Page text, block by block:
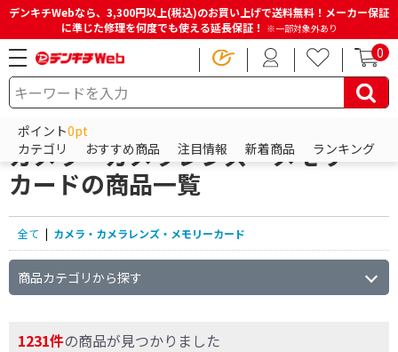
デンキチWebなら、3,300円以上(税込)のお買い上げで送料無料！メーカー保証
に準じた修理を何度でも使える延長保証！ ※一部対象外あり
0
ポイント0pt
カテゴリ
おすすめ商品 注目情報 新着商品 ランキング
HOME 商品一覧ページ
カメラ・カメラレンズ・メモリー
カードの商品一覧
全て | カメラ・カメラレンズ・メモリーカード
商品カテゴリから探す
1231件の商品が見つかりました